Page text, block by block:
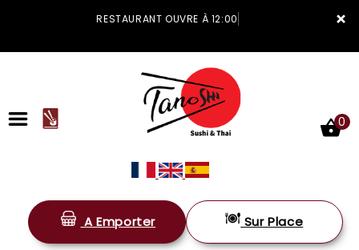
×
RESTAURANT OUVRE À 12:00
ACCUEIL
0
A Emporter Sur Place